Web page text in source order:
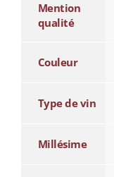
Mention
qualité
Couleur
Type de vin
Millésime